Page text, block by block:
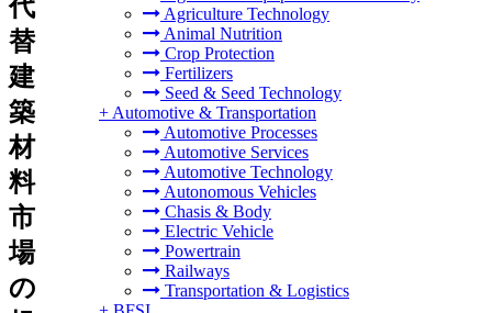
Agriculture Technology
Animal Nutrition
Crop Protection
Fertilizers
Seed & Seed Technology
+ Automotive & Transportation
Automotive Processes
Automotive Services
Automotive Technology
Autonomous Vehicles
Chasis & Body
Electric Vehicle
Powertrain
Railways
Transportation & Logistics
代
替
建
築
材
料
市
場
の